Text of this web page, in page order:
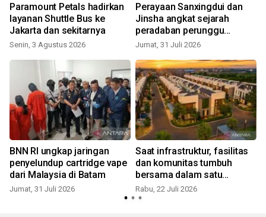
Paramount Petals hadirkan
layanan Shuttle Bus ke
Jakarta dan sekitarnya
Senin, 3 Agustus 2026
Perayaan Sanxingdui dan
Jinsha angkat sejarah
peradaban perunggu
Tiongkok
Jumat, 31 Juli 2026
BNN RI ungkap jaringan
penyelundup cartridge vape
dari Malaysia di Batam
Jumat, 31 Juli 2026
Saat infrastruktur, fasilitas
dan komunitas tumbuh
bersama dalam satu
kawasan
Rabu, 22 Juli 2026